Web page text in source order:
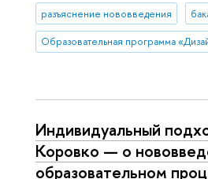
разъяснение нововведения
Образовательная программа
Индивидуальный
Коровко — о
образовательном